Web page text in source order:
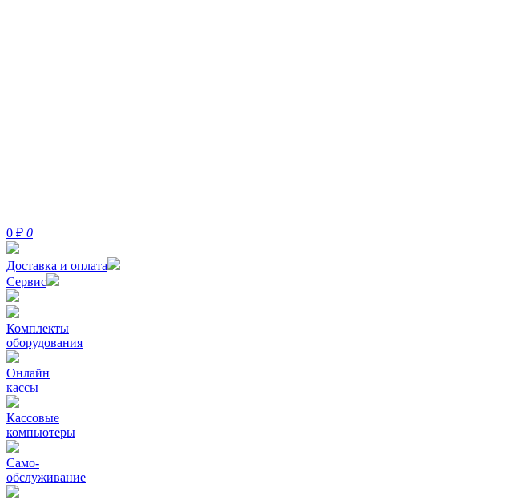
0 ₽ 0
Доставка и оплата
Сервис
Комплекты
оборудования
Онлайн
кассы
Кассовые
компьютеры
Само-
обслуживание